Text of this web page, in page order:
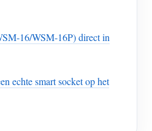
16/WSM-16P) direct in
echte smart socket op het